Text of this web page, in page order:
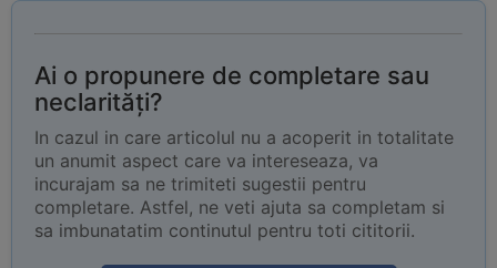
Ai o propunere de completare sau
neclarități?
In cazul in care articolul nu a acoperit in totalitate
un anumit aspect care va intereseaza, va
incurajam sa ne trimiteti sugestii pentru
completare. Astfel, ne veti ajuta sa completam si
sa imbunatatim continutul pentru toti cititorii.